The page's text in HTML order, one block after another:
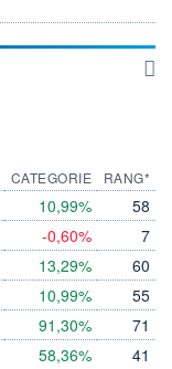
CATEGORIE
10,99%
-0,60%
13,29%
10,99%
91,30%
58,36%
RANG*
58
7
60
55
71
41